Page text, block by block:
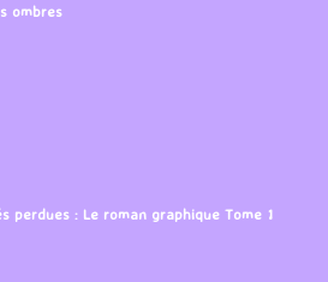
ombres
perdues : Le roman graphique Tome 1